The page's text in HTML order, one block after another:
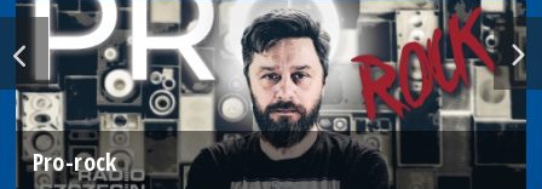
Pro-rock